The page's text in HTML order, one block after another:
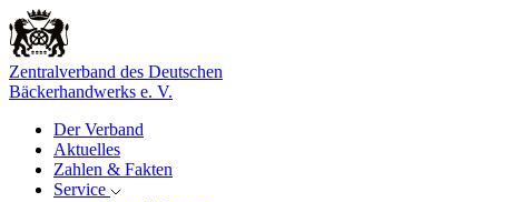
Zentralverband des Deutschen
Bäckerhandwerks e. V.
Der Verband
Aktuelles
Zahlen & Fakten
Service